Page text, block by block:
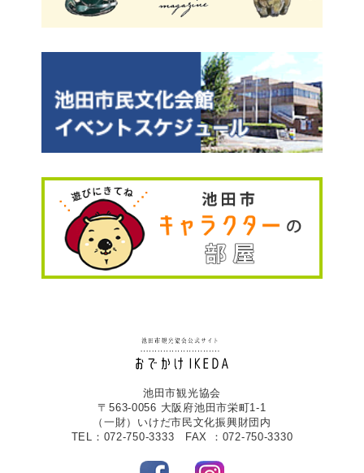
池田市観光協会
〒563-0056 大阪府池田市栄町1-1
（一財）いけだ市民文化振興財団内
TEL：072-750-3333 FAX ：072-750-3330